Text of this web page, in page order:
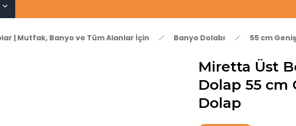
Kaliteli hizmet, güvenli alışveriş ve satış sonrası destek
| Mutfak, Banyo ve Tüm Alanlar İçin Banyo Dolabı 55 cm
Miretta Üst
Dolap 55 cm
Dolap